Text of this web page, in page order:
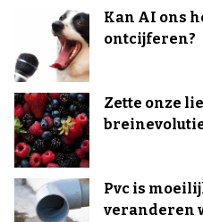
Kan AI ons
ontcijferen?
Zette onze
Pvc is
veranderen